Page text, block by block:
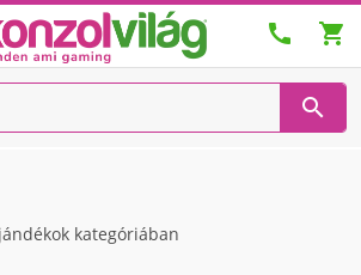
 

kategóriában